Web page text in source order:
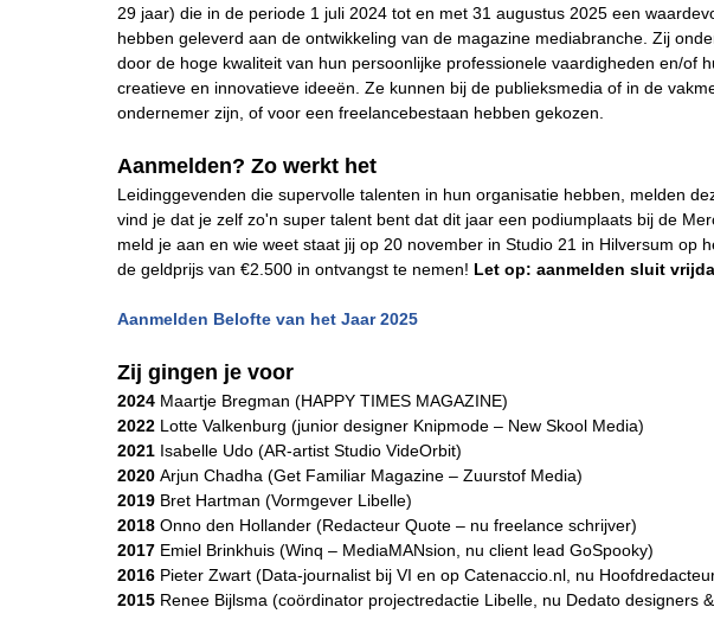
29 jaar) die in de periode 1 juli 2024 tot en met 31 augustus 2025 een
hebben geleverd aan de ontwikkeling van de magazine mediabranche. Zij
door de hoge kwaliteit van hun persoonlijke professionele vaardigheden en/of
creatieve en innovatieve ideeën. Ze kunnen bij de publieksmedia of in de
ondernemer zijn, of voor een freelancebestaan hebben gekozen.
Aanmelden? Zo werkt het
Leidinggevenden die supervolle talenten in hun organisatie hebben, melden
vind je dat je zelf zo'n super talent bent dat dit jaar een podiumplaats bij de
meld je aan en wie weet staat jij op 20 november in Studio 21 in Hilversum op
de geldprijs van €2.500 in ontvangst te nemen! Let op: aanmelden sluit
Aanmelden Belofte van het Jaar 2025
Zij gingen je voor
2024 Maartje Bregman (HAPPY TIMES MAGAZINE)
2022 Lotte Valkenburg (junior designer Knipmode – New Skool Media)
2021 Isabelle Udo (AR-artist Studio VideOrbit)
2020 Arjun Chadha (Get Familiar Magazine – Zuurstof Media)
2019 Bret Hartman (Vormgever Libelle)
2018 Onno den Hollander (Redacteur Quote – nu freelance schrijver)
2017 Emiel Brinkhuis (Winq – MediaMANsion, nu client lead GoSpooky)
2016 Pieter Zwart (Data-journalist bij VI en op Catenaccio.nl, nu
2015 Renee Bijlsma (coördinator projectredactie Libelle, nu Dedato designers